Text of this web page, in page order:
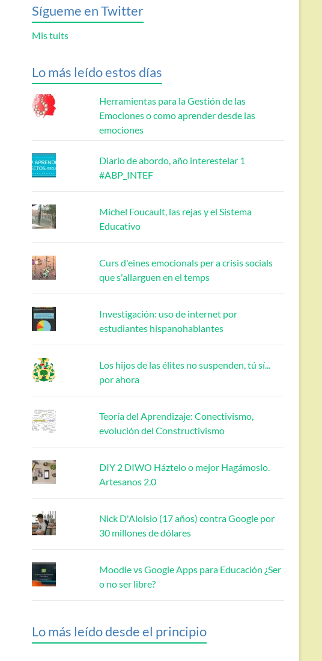
Sígueme en Twitter
Mis tuits
Lo más leído estos días
Herramientas para la Gestión de las
Emociones o como aprender desde las
emociones
Diario de abordo, año interestelar 1
#ABP_INTEF
Michel Foucault, las rejas y el Sistema
Educativo
Curs d'eines emocionals per a crisis socials
que s'allarguen en el temps
Investigación: uso de internet por
estudiantes hispanohablantes
Los hijos de las élites no suspenden, tú sí...
por ahora
Teoría del Aprendizaje: Conectivismo,
evolución del Constructivismo
DIY 2 DIWO Háztelo o mejor Hagámoslo.
Artesanos 2.0
Nick D'Aloisio (17 años) contra Google por
30 millones de dólares
Moodle vs Google Apps para Educación ¿Ser
o no ser libre?
Lo más leído desde el principio